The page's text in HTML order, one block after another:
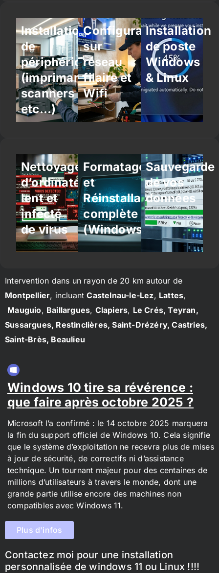
Installation
de
périphériques
(imprimantes,
scanners
etc…)
Configuration
sur
réseau
filaire et
Wifi
Installation
de poste
Windows
& Linux
Nettoyage
d’ordinateur
lent et
infecté
de virus
Formatage
et
Réinstallation
complète
(Windows/Linux)
Sauvegarde
de vos
données
Intervention dans un rayon de 20 km autour de
Montpellier, incluantCastelnau-le-Lez, Lattes,
Mauguio, Baillargues, Clapiers, Le Crés, Teyran,
Sussargues, Restinclières, Saint-Drézéry, Castries,
Saint-Brès, Beaulieu
Windows 10 tire sa révérence :
que faire après octobre 2025 ?
Microsoft l’a confirmé : le 14 octobre 2025 marquera
la fin du support officiel de Windows 10. Cela signifie
que le système d’exploitation ne recevra plus de mises
à jour de sécurité, de correctifs ni d’assistance
technique. Un tournant majeur pour des centaines de
millions d’utilisateurs à travers le monde, dont une
grande partie utilise encore des machines non
compatibles avec Windows 11.
Plus d'infos
Contactez moi pour une installation
personnalisée de windows 11 ou Linux !!!!